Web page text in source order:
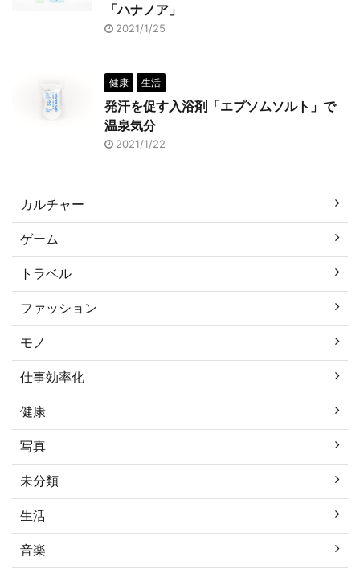
「ハナノア」
2021/1/25
健康 生活
発汗を促す入浴剤「エプソムソルト」で
温泉気分
2021/1/22
カルチャー
ゲーム
トラベル
ファッション
モノ
仕事効率化
健康
写真
未分類
生活
音楽